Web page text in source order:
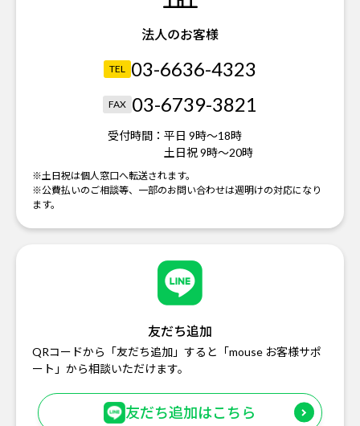
法人のお客様
TEL 03-6636-4323
FAX 03-6739-3821
受付時間： 平日 9時～18時
土日祝 9時～20時
※土日祝は個人窓口へ転送されます。
※公費払いのご相談等、一部のお問い合わせは週明けの対応になり
ます。
友だち追加
QRコードから「友だち追加」すると「mouse お客様サポ
ート」から相談いただけます。
友だち追加はこちら